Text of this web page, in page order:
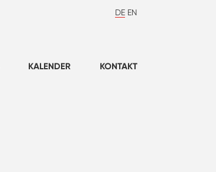
DE EN
KALENDER KONTAKT